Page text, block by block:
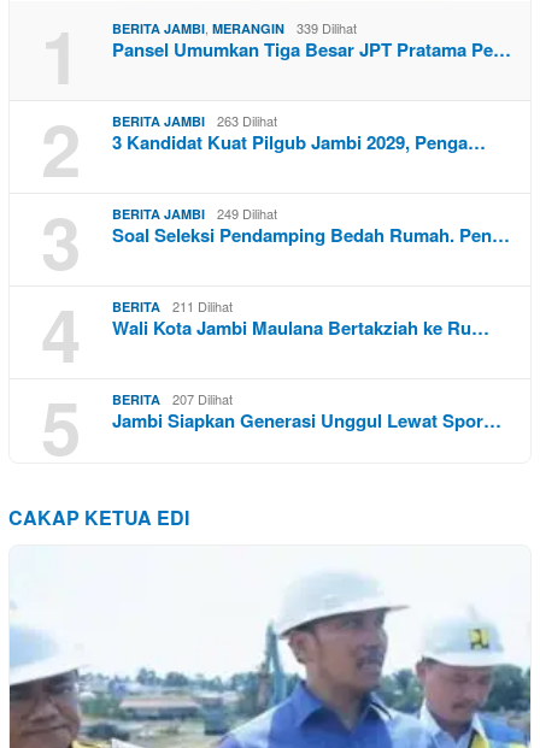
1 BERITA JAMBI MERANGIN 339 Dilihat
Pansel Umumkan Tiga Besar JPT Pratama Pe…
2 BERITA JAMBI 263 Dilihat
3 Kandidat Kuat Pilgub Jambi 2029, Penga…
3 BERITA JAMBI 249 Dilihat
Soal Seleksi Pendamping Bedah Rumah. Pen…
4 BERITA 211 Dilihat
Wali Kota Jambi Maulana Bertakziah ke Ru…
5 BERITA 207 Dilihat
Jambi Siapkan Generasi Unggul Lewat Spor…
CAKAP KETUA EDI